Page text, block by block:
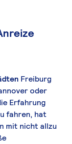
Freiburg
oder
Erfahrung
fahren, hat
mit nicht allzu